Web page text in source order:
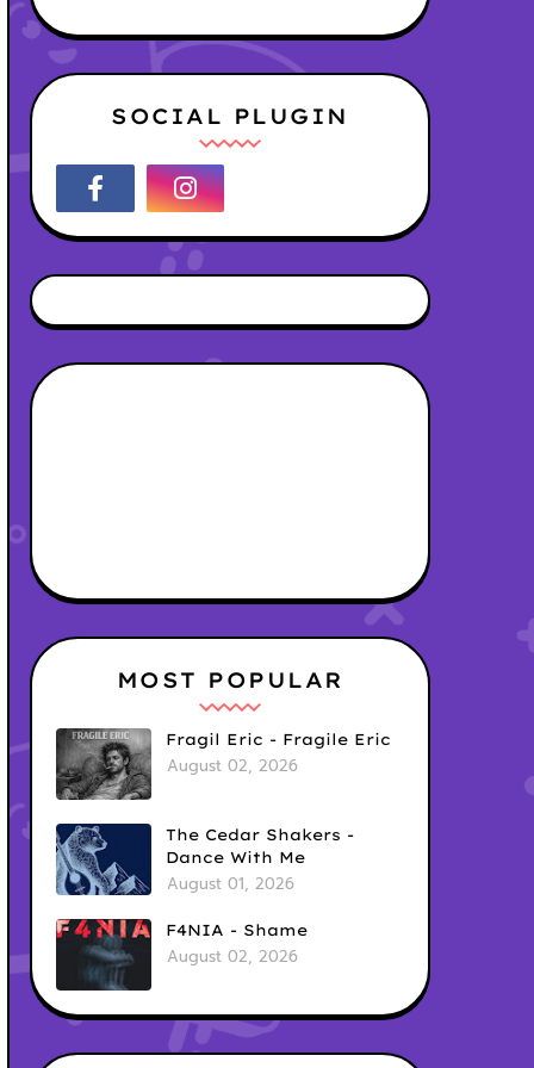
SOCIAL PLUGIN
MOST POPULAR
Fragil Eric - Fragile Eric
August 02, 2026
The Cedar Shakers -
Dance With Me
August 01, 2026
F4NIA - Shame
August 02, 2026